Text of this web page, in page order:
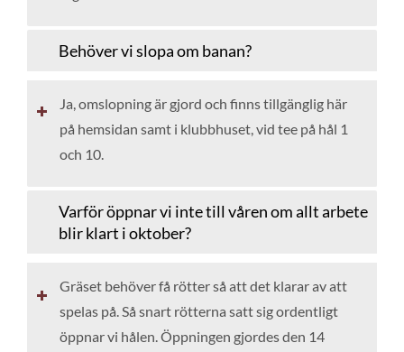
Behöver vi slopa om banan?
Ja, omslopning är gjord och finns tillgänglig här
på hemsidan samt i klubbhuset, vid tee på hål 1
och 10.
Varför öppnar vi inte till våren om allt arbete
blir klart i oktober?
Gräset behöver få rötter så att det klarar av att
spelas på. Så snart rötterna satt sig ordentligt
öppnar vi hålen. Öppningen gjordes den 14